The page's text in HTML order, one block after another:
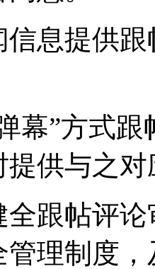
信息提供
幕”方式
提供与之
全跟帖评
管理制度